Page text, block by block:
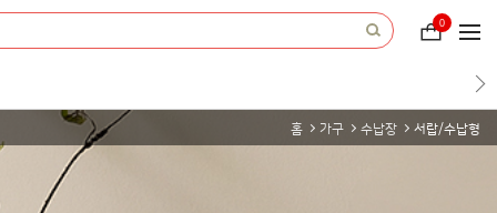
장
바
0
홈 가구 수납장 서랍/수납형